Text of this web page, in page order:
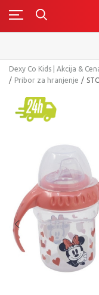
Dexy Co Kids | Akcija &
Pribor za hranjenje